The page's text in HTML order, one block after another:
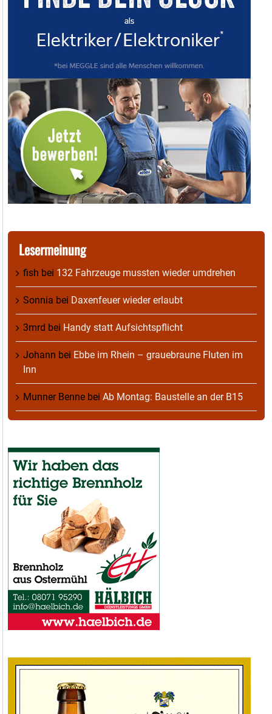
Lesermeinung
fish bei 132 Fahrzeuge mussten wieder umdrehen
Sonnia bei Daxenfeuer wieder erlaubt
3mrd bei Handy statt Aufsichtspflicht
Johann bei Ebbe im Rhein – grauebraune Fluten im
Inn
Munner Benne bei Ab Montag: Baustelle an der B15